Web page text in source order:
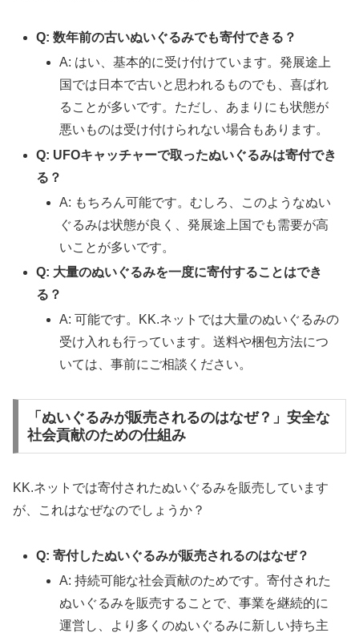
Q: 数年前の古いぬいぐるみでも寄付できる？
A: はい、基本的に受け付けています。発展途上
国では日本で古いと思われるものでも、喜ばれ
ることが多いです。ただし、あまりにも状態が
悪いものは受け付けられない場合もあります。
Q: UFOキャッチャーで取ったぬいぐるみは寄付でき
る？
A: もちろん可能です。むしろ、このようなぬい
ぐるみは状態が良く、発展途上国でも需要が高
いことが多いです。
Q: 大量のぬいぐるみを一度に寄付することはでき
る？
A: 可能です。KK.ネットでは大量のぬいぐるみの
受け入れも行っています。送料や梱包方法につ
いては、事前にご相談ください。
「ぬいぐるみが販売されるのはなぜ？」安全な
社会貢献のための仕組み
KK.ネットでは寄付されたぬいぐるみを販売しています
が、これはなぜなのでしょうか？
Q: 寄付したぬいぐるみが販売されるのはなぜ？
A: 持続可能な社会貢献のためです。寄付された
ぬいぐるみを販売することで、事業を継続的に
運営し、より多くのぬいぐるみに新しい持ち主